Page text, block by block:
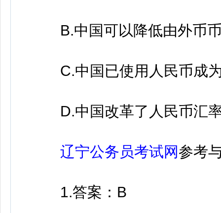
B.中国可以降低由外币币
C.中国已使用人民币成
D.中国改革了人民币汇率
辽宁公务员考试网参考
1.答案：B